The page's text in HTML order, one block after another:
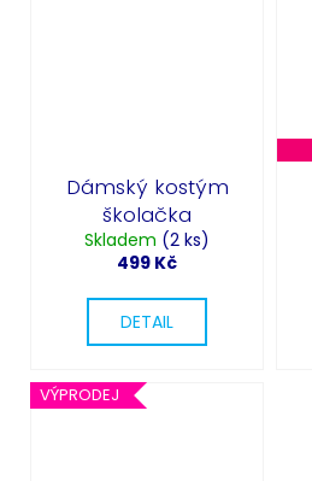
Dámský kostým
školačka
Skladem (2 ks)
499 Kč
DETAIL
VÝPRODEJ